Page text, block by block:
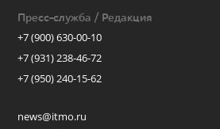
Пресс-служба / Редакция
+7 (900) 630-00-10
+7 (931) 238-46-72
+7 (950) 240-15-62
news@itmo.ru